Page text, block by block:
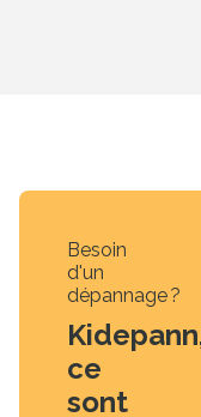
Besoin
d'un
dépannage ?
ce
sont